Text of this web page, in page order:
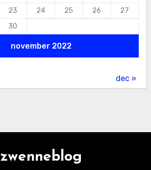
november 2022
23 24 25 26
27
30
dec »
zwenneblog